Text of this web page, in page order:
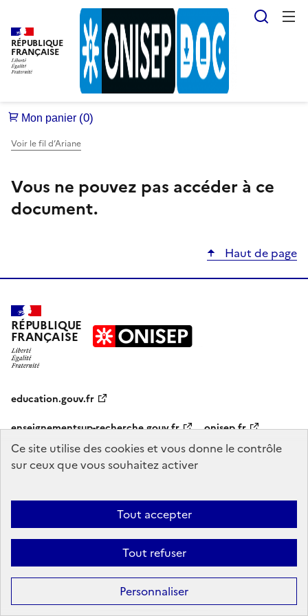
Ce site utilise des cookies et vous donne le contrôle
sur ceux que vous souhaitez activer
Tout accepter
Tout refuser
Personnaliser
RÉPUBLIQUE
FRANÇAISE
Voir le fil d’Ariane
Vous ne pouvez pas accéder à ce
document.
Haut de page
RÉPUBLIQUE
FRANÇAISE
education.gouv.fr
enseignementsup-recherche.gouv.fr
onisep.fr
Sauf mention explicite de propriété intellectuelle détenue par des tiers,
les contenus de ce site sont proposés souslicence etalab-2.0